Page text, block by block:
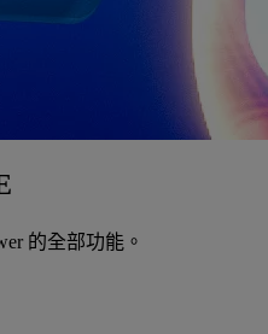
的全部功能。